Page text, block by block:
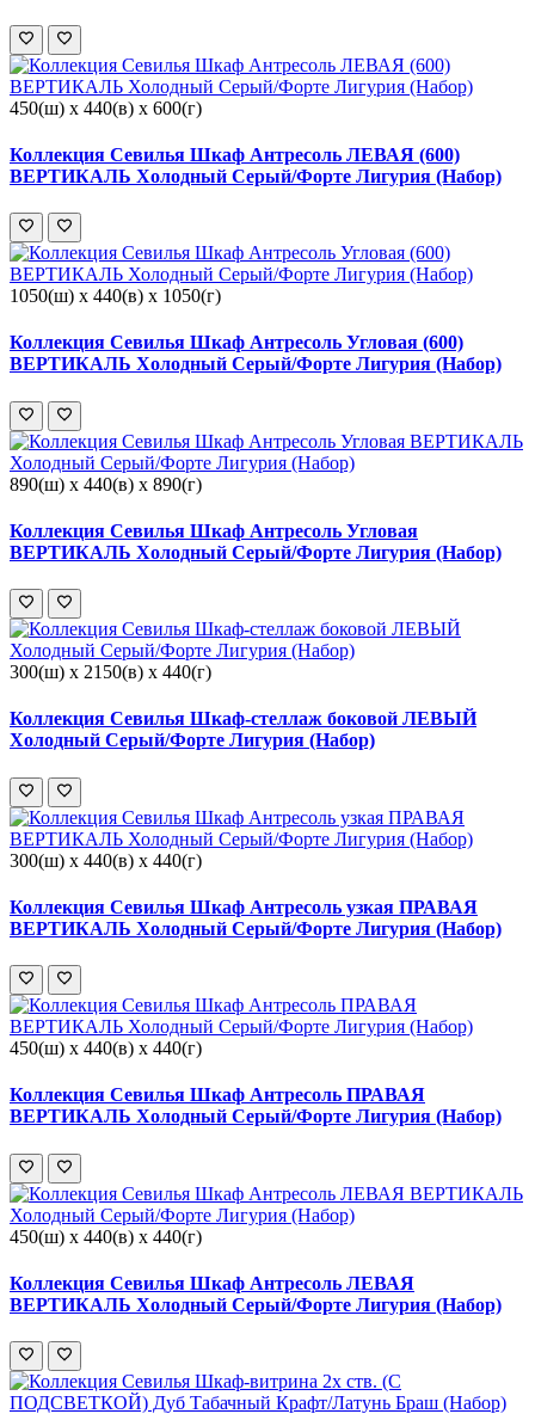
450(ш) x 440(в) x 600(г)
Коллекция Севилья Шкаф Антресоль ЛЕВАЯ (600)
ВЕРТИКАЛЬ Холодный Серый/Форте Лигурия (Набор)
1050(ш) x 440(в) x 1050(г)
Коллекция Севилья Шкаф Антресоль Угловая (600)
ВЕРТИКАЛЬ Холодный Серый/Форте Лигурия (Набор)
890(ш) x 440(в) x 890(г)
Коллекция Севилья Шкаф Антресоль Угловая
ВЕРТИКАЛЬ Холодный Серый/Форте Лигурия (Набор)
300(ш) x 2150(в) x 440(г)
Коллекция Севилья Шкаф-стеллаж боковой ЛЕВЫЙ
Холодный Серый/Форте Лигурия (Набор)
300(ш) x 440(в) x 440(г)
Коллекция Севилья Шкаф Антресоль узкая ПРАВАЯ
ВЕРТИКАЛЬ Холодный Серый/Форте Лигурия (Набор)
450(ш) x 440(в) x 440(г)
Коллекция Севилья Шкаф Антресоль ПРАВАЯ
ВЕРТИКАЛЬ Холодный Серый/Форте Лигурия (Набор)
450(ш) x 440(в) x 440(г)
Коллекция Севилья Шкаф Антресоль ЛЕВАЯ
ВЕРТИКАЛЬ Холодный Серый/Форте Лигурия (Набор)